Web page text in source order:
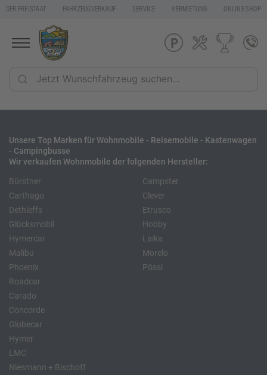
DER FREISTAAT FAHRZEUGVERKAUF SERVICE VERMIETUNG ONLINE SHOP
Unsere Top Marken für Wohnmobile - Reisemobile - Kastenwagen
- Campingbusse
Wir verkaufen Wohnmobile der folgenden Hersteller:
Bürstner
Carthago
Dethleffs
Glücksmobil
Hymercar
Malibu
Phoenix
Roadcar
Campster
Clever
Etrusco
Hobby
Laika
Morelo
Pössl
Carado
Concorde
Globecar
Hymer
LMC
Niesmann + Bischoff